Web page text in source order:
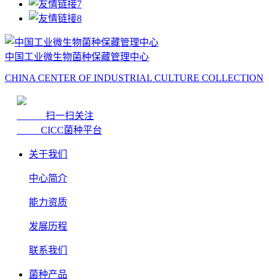
中国工业微生物菌种保藏管理中心
CHINA CENTER OF INDUSTRIAL CULTURE COLLECTION
扫一扫关注
CICC菌种平台
关于我们
中心简介
能力资质
发展历程
联系我们
菌种产品